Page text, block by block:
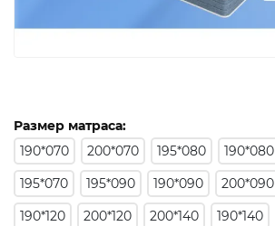
Размер матраса:
190*070
200*070 195*080 190*080
195*070
195*090 190*090 200*090
190*120
200*120 200*140 190*140